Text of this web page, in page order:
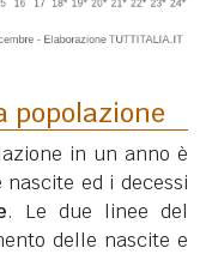
popolazione
in un anno è
ed i decessi
. Le due linee del
delle nascite e